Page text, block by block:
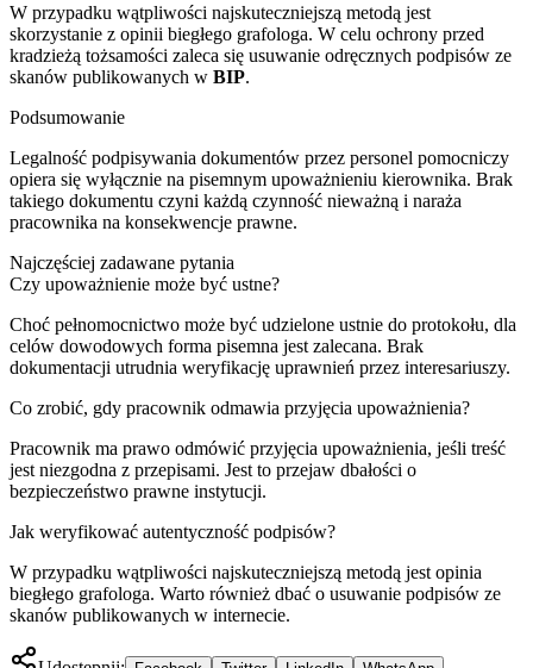
W przypadku wątpliwości najskuteczniejszą metodą jest
skorzystanie z opinii biegłego grafologa. W celu ochrony przed
kradzieżą tożsamości zaleca się usuwanie odręcznych podpisów ze
skanów publikowanych w BIP.
Podsumowanie
Legalność podpisywania dokumentów przez personel pomocniczy
opiera się wyłącznie na pisemnym upoważnieniu kierownika. Brak
takiego dokumentu czyni każdą czynność nieważną i naraża
pracownika na konsekwencje prawne.
Najczęściej zadawane pytania
Czy upoważnienie może być ustne?
Choć pełnomocnictwo może być udzielone ustnie do protokołu, dla
celów dowodowych forma pisemna jest zalecana. Brak
dokumentacji utrudnia weryfikację uprawnień przez interesariuszy.
Co zrobić, gdy pracownik odmawia przyjęcia upoważnienia?
Pracownik ma prawo odmówić przyjęcia upoważnienia, jeśli treść
jest niezgodna z przepisami. Jest to przejaw dbałości o
bezpieczeństwo prawne instytucji.
Jak weryfikować autentyczność podpisów?
W przypadku wątpliwości najskuteczniejszą metodą jest opinia
biegłego grafologa. Warto również dbać o usuwanie podpisów ze
skanów publikowanych w internecie.